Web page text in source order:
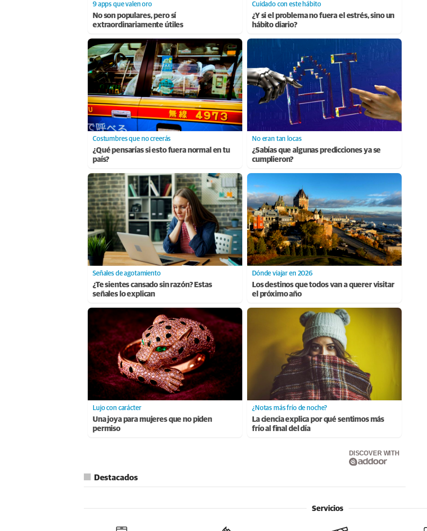
9 apps que valen oro
No son populares, pero sí
extraordinariamente útiles
Cuidado con este hábito
¿Y si el problema no fuera el estrés, sino un
hábito diario?
Costumbres que no creerás
¿Qué pensarías si esto fuera normal en tu
país?
No eran tan locas
¿Sabías que algunas predicciones ya se
cumplieron?
Señales de agotamiento
¿Te sientes cansado sin razón? Estas
señales lo explican
Dónde viajar en 2026
Los destinos que todos van a querer visitar
el próximo año
Lujo con carácter
Una joya para mujeres que no piden
permiso
¿Notas más frío de noche?
La ciencia explica por qué sentimos más
frío al final del día
DISCOVER WITH
Destacados
Servicios